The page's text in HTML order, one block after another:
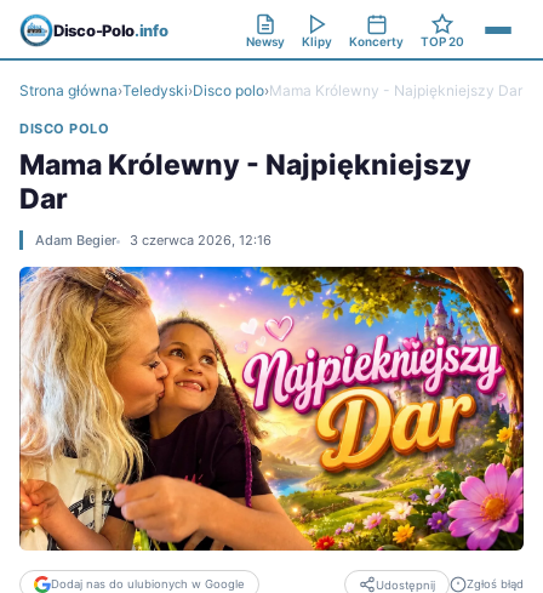
Disco-Polo.info
Newsy Klipy Koncerty TOP 20
Strona główna›Teledyski›Disco polo›Mama Królewny - Najpiękniejszy Dar
DISCO POLO
Mama Królewny - Najpiękniejszy
Dar
Adam Begier 3 czerwca 2026, 12:16
Dodaj nas do ulubionych w Google Udostępnij Zgłoś błąd